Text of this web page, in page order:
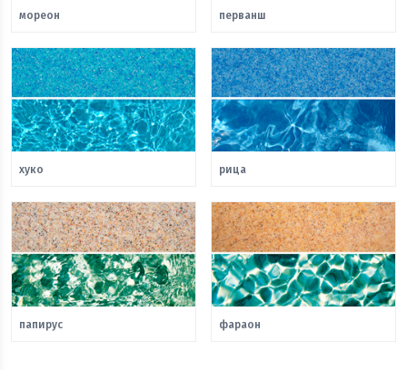
мореон перванш
хуко рица
папирус фараон